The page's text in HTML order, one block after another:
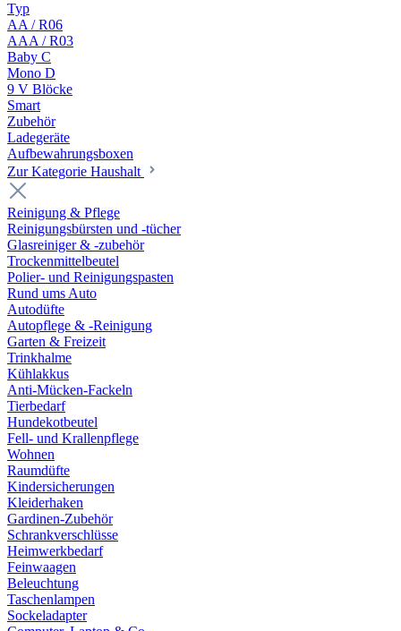
Typ
AA / R06
AAA / R03
Baby C
Mono D
9 V Blöcke
Smart
Zubehör
Ladegeräte
Aufbewahrungsboxen
Zur Kategorie Haushalt
Reinigung & Pflege
Reinigungsbürsten und -tücher
Glasreiniger & -zubehör
Trockenmittelbeutel
Polier- und Reinigungspasten
Rund ums Auto
Autodüfte
Autopflege & -Reinigung
Garten & Freizeit
Trinkhalme
Kühlakkus
Anti-Mücken-Fackeln
Tierbedarf
Hundekotbeutel
Fell- und Krallenpflege
Wohnen
Raumdüfte
Kindersicherungen
Kleiderhaken
Gardinen-Zubehör
Schrankverschlüsse
Heimwerkbedarf
Feinwaagen
Beleuchtung
Taschenlampen
Sockeladapter